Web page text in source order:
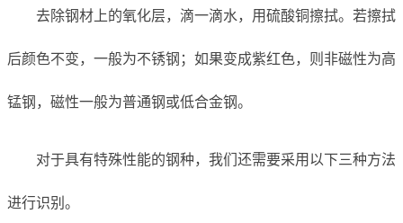
去除钢材上的氧化层，滴一滴水，用硫酸铜擦拭。若擦拭
后颜色不变，一般为不锈钢；如果变成紫红色，则非磁性为高
锰钢，磁性一般为普通钢或低合金钢。
对于具有特殊性能的钢种，我们还需要采用以下三种方法
进行识别。